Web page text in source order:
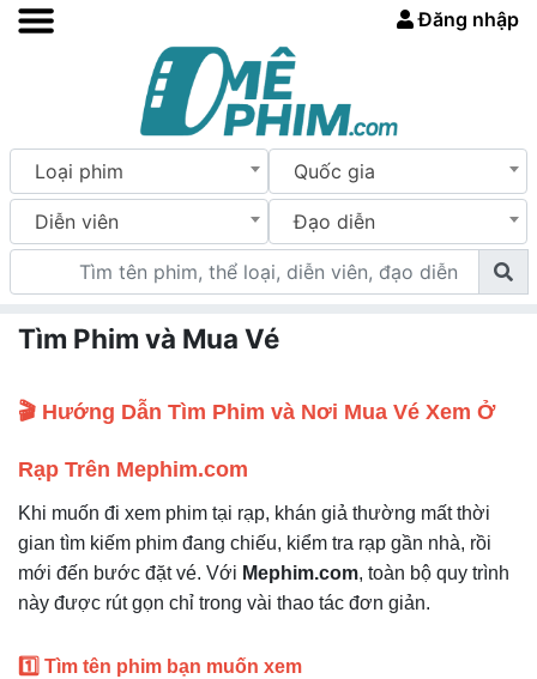
Đăng nhập
Loại phim Quốc gia
Diễn viên Đạo diễn
Tìm Phim và Mua Vé
🎬 Hướng Dẫn Tìm Phim và Nơi Mua Vé Xem Ở
Rạp Trên Mephim.com
Khi muốn đi xem phim tại rạp, khán giả thường mất thời
gian tìm kiếm phim đang chiếu, kiểm tra rạp gần nhà, rồi
mới đến bước đặt vé. Với Mephim.com, toàn bộ quy trình
này được rút gọn chỉ trong vài thao tác đơn giản.
1️⃣ Tìm tên phim bạn muốn xem